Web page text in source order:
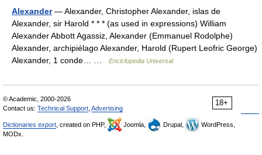
Alexander— Alexander, Christopher Alexander, islas de
Alexander, sir Harold * * * (as used in expressions) William
Alexander Abbott Agassiz, Alexander (Emmanuel Rodolphe)
Alexander, archipiélago Alexander, Harold (Rupert Leofric George)
Alexander, 1 conde… …
Enciclopedia Universal
18+
© Academic, 2000-2026
Contact us: Technical Support Advertising
Dictionaries export , created on PHP, Joomla, Drupal,
WordPress,
MODx.